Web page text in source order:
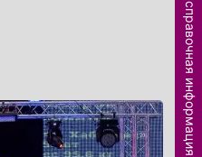
справочная информация